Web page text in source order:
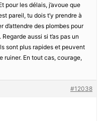
pour les délais, j’avoue que
pareil, tu dois t’y prendre à
d’attendre des plombes pour
aussi si t’as pas un
sont plus rapides et peuvent
ruiner. En tout cas, courage,
#12038